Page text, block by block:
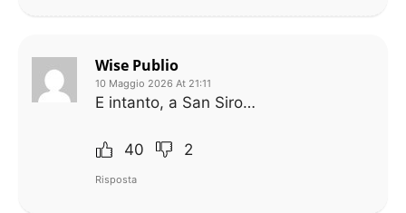
Wise Publio
10 Maggio 2026 At 21:11
E intanto, a San Siro…
40 2
Risposta